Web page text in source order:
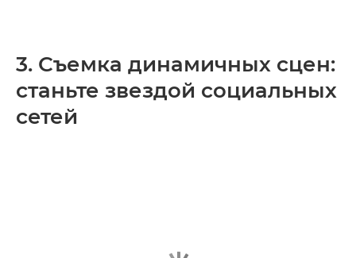
3. Съемка динамичных сцен:
станьте звездой социальных
сетей